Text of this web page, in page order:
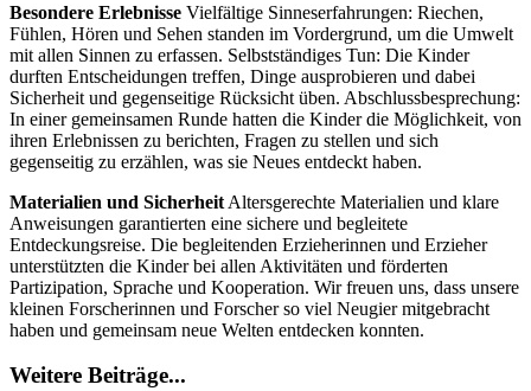
Besondere Erlebnisse Vielfältige Sinneserfahrungen: Riechen,
Fühlen, Hören und Sehen standen im Vordergrund, um die Umwelt
mit allen Sinnen zu erfassen. Selbstständiges Tun: Die Kinder
durften Entscheidungen treffen, Dinge ausprobieren und dabei
Sicherheit und gegenseitige Rücksicht üben. Abschlussbesprechung:
In einer gemeinsamen Runde hatten die Kinder die Möglichkeit, von
ihren Erlebnissen zu berichten, Fragen zu stellen und sich
gegenseitig zu erzählen, was sie Neues entdeckt haben.
Materialien und Sicherheit Altersgerechte Materialien und klare
Anweisungen garantierten eine sichere und begleitete
Entdeckungsreise. Die begleitenden Erzieherinnen und Erzieher
unterstützten die Kinder bei allen Aktivitäten und förderten
Partizipation, Sprache und Kooperation. Wir freuen uns, dass unsere
kleinen Forscherinnen und Forscher so viel Neugier mitgebracht
haben und gemeinsam neue Welten entdecken konnten.
Weitere Beiträge...